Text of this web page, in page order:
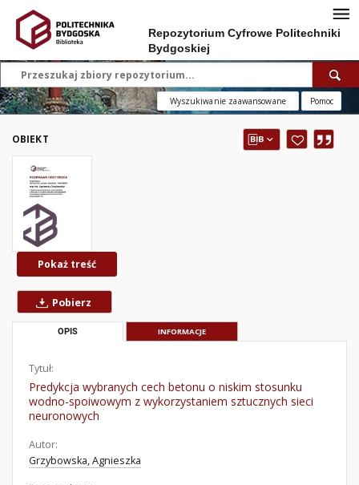
Repozytorium Cyfrowe Politechniki
Bydgoskiej
Wyszukiwanie zaawansowane Pomoc
OBIEKT
Pokaż treść
Pobierz
OPIS INFORMACJE
Tytuł:
Predykcja wybranych cech betonu o niskim stosunku
wodno-spoiwowym z wykorzystaniem sztucznych sieci
neuronowych
Autor:
Grzybowska, Agnieszka